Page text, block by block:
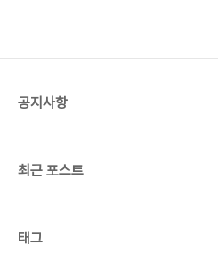
호사단체의 항의를 샀습니다. 과연 국군의 반응은 어
공지사항
최근 포스트
태그